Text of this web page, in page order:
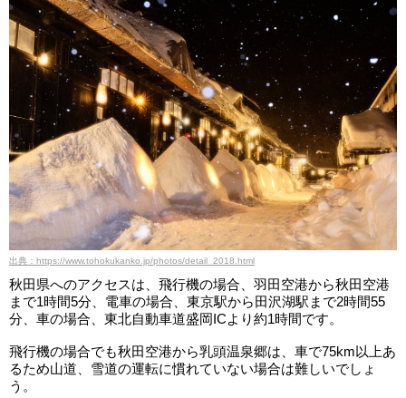
出典：https://www.tohokukanko.jp/photos/detail_2018.html
秋田県へのアクセスは、飛行機の場合、羽田空港から秋田空港
まで1時間5分、電車の場合、東京駅から田沢湖駅まで2時間55
分、車の場合、東北自動車道盛岡ICより約1時間です。
飛行機の場合でも秋田空港から乳頭温泉郷は、車で75km以上あ
るため山道、雪道の運転に慣れていない場合は難しいでしょ
う。